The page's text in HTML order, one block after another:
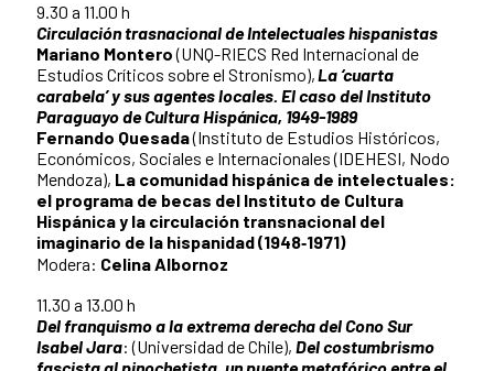
9.30 a 11.00 h
Circulación trasnacional de Intelectuales hispanistas
Mariano Montero(UNQ-RIECS Red Internacional de
Estudios Críticos sobre el Stronismo),La ‘cuarta
carabela’ y sus agentes locales. El caso del Instituto
Paraguayo de Cultura Hispánica, 1949-1989
Fernando Quesada(Instituto de Estudios Históricos,
Económicos, Sociales e Internacionales (IDEHESI, Nodo
Mendoza), La comunidad hispánica de intelectuales:
el programa de becas del Instituto de Cultura
Hispánica y la circulación transnacional del
imaginario de la hispanidad (1948‑1971)
Modera: Celina Albornoz
11.30 a 13.00 h
Del franquismo a la extrema derecha del Cono Sur
Isabel Jara: (Universidad de Chile), Del costumbrismo